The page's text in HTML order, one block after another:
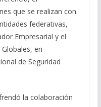
pasó de enviar 4 mil
mil 285 millones de
la capacidad
de las y los
cereales malteados
la calidad e
mexicana y el
productos mexicanos
La Secretaría de
que se realizan con
federativas,
Empresarial y el
en
de Seguridad
la colaboración